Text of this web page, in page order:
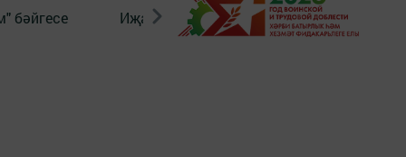
бәйгесе Иҗат Реклама Онлайн